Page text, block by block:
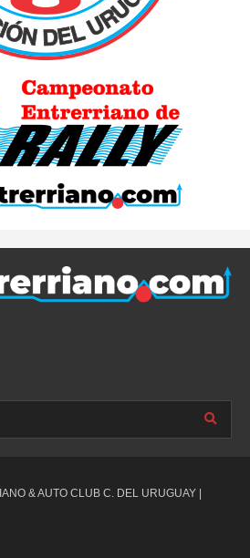
& AUTO CLUB C. DEL URUGUAY |